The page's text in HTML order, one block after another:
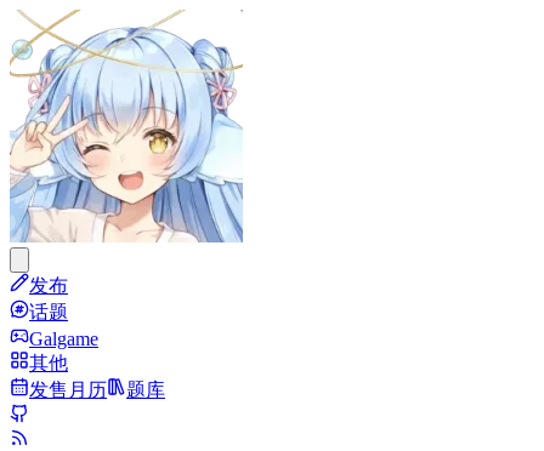
发布
话题
Galgame
其他
发售月历
题库